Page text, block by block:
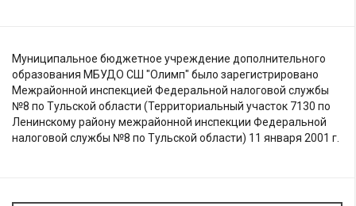
Муниципальное бюджетное учреждение дополнительного
образования МБУДО СШ "Олимп" было зарегистрировано
Межрайонной инспекцией Федеральной налоговой службы
№8 по Тульской области (Территориальный участок 7130 по
Ленинскому району межрайонной инспекции Федеральной
налоговой службы №8 по Тульской области) 11 января 2001 г.